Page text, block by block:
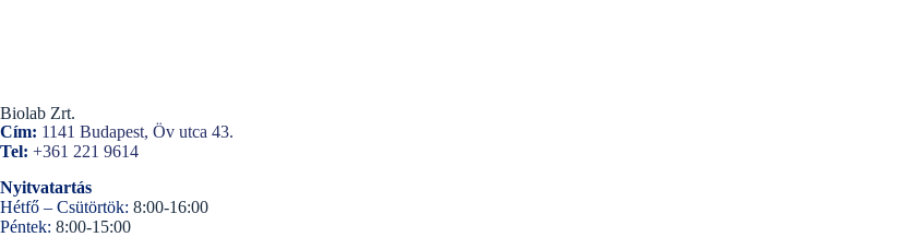
Biolab Zrt.
Cím: 1141 Budapest, Öv utca 43.
Tel: +361 221 9614
Nyitvatartás
Hétfő – Csütörtök: 8:00-16:00
Péntek: 8:00-15:00